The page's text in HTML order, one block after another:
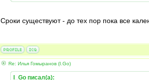
Сроки существуют - до тех пор пока все
Re: Илья Гомыранов (I.Go)
I_Go писал(а):